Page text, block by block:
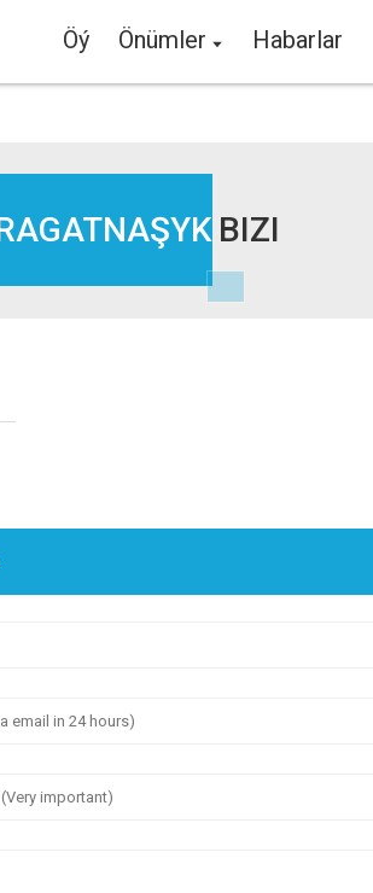
Öý Önümler Habarlar
BIZI